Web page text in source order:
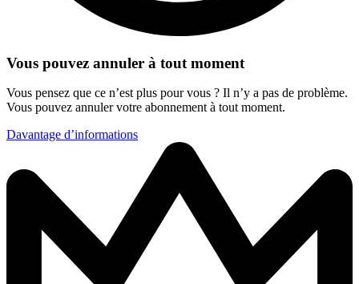
Vous pouvez annuler à tout moment
Vous pensez que ce n’est plus pour vous ? Il n’y a pas de problème.
Vous pouvez annuler votre abonnement à tout moment.
Davantage d’informations